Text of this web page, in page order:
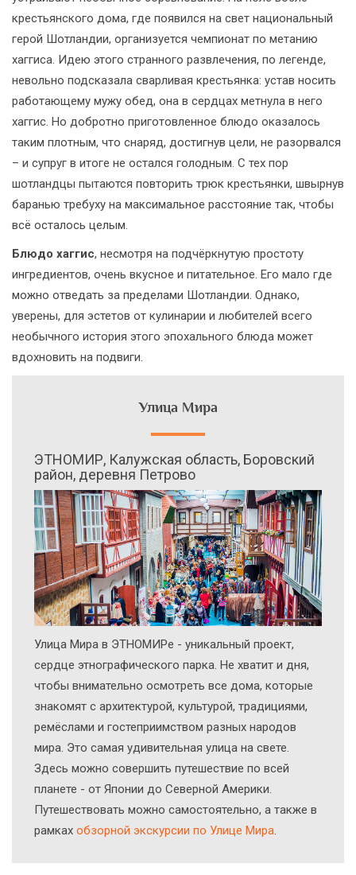
крестьянского дома, где появился на свет национальный
герой Шотландии, организуется чемпионат по метанию
хаггиса. Идею этого странного развлечения, по легенде,
невольно подсказала сварливая крестьянка: устав носить
работающему мужу обед, она в сердцах метнула в него
хаггис. Но добротно приготовленное блюдо оказалось
таким плотным, что снаряд, достигнув цели, не разорвался
– и супруг в итоге не остался голодным. С тех пор
шотландцы пытаются повторить трюк крестьянки, швырнув
баранью требуху на максимальное расстояние так, чтобы
всё осталось целым.
Блюдо хаггис, несмотря на подчёркнутую простоту
ингредиентов, очень вкусное и питательное. Его мало где
можно отведать за пределами Шотландии. Однако,
уверены, для эстетов от кулинарии и любителей всего
необычного история этого эпохального блюда может
вдохновить на подвиги.
Улица Мира
ЭТНОМИР, Калужская область, Боровский
район, деревня Петрово
Улица Мира в ЭТНОМИРе - уникальный проект,
сердце этнографического парка. Не хватит и дня,
чтобы внимательно осмотреть все дома, которые
знакомят с архитектурой, культурой, традициями,
ремёслами и гостеприимством разных народов
мира. Это самая удивительная улица на свете.
Здесь можно совершить путешествие по всей
планете - от Японии до Северной Америки.
Путешествовать можно самостоятельно, а также в
рамках обзорной экскурсии по Улице Мира.